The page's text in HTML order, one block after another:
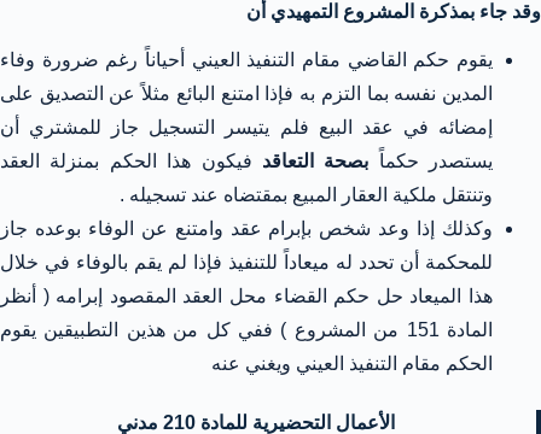
وقد جاء بمذكرة المشروع التمهيدي أن
يقوم حكم القاضي مقام التنفيذ العيني أحياناً رغم ضرورة وفاء
المدين نفسه بما التزم به فإذا امتنع البائع مثلاً عن التصديق على
إمضائه في عقد البيع فلم يتيسر التسجيل جاز للمشتري أن
يستصدر حكماً بصحة التعاقد فيكون هذا الحكم بمنزلة العقد
وتنتقل ملكية العقار المبيع بمقتضاه عند تسجيله .
وكذلك إذا وعد شخص بإبرام عقد وامتنع عن الوفاء بوعده جاز
للمحكمة أن تحدد له ميعاداً للتنفيذ فإذا لم يقم بالوفاء في خلال
هذا الميعاد حل حكم القضاء محل العقد المقصود إبرامه ( أنظر
المادة 151 من المشروع ) ففي كل من هذين التطبيقين يقوم
الحكم مقام التنفيذ العيني ويغني عنه
الأعمال التحضيرية للمادة 210 مدني